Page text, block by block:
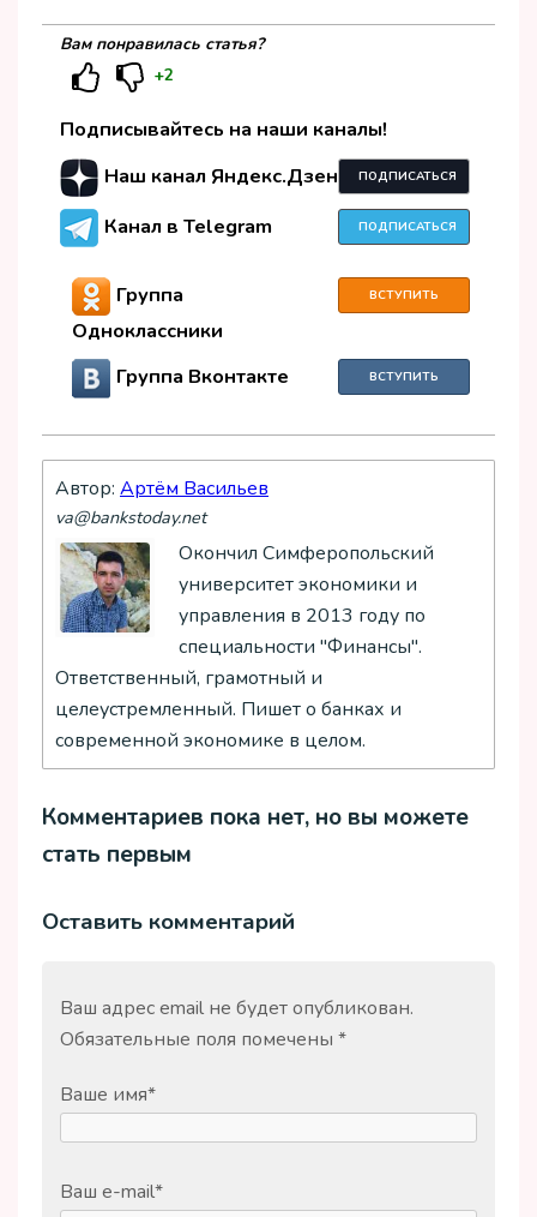
Вам понравилась статья?
+2
Подписывайтесь на наши каналы!
Наш канал Яндекс.Дзен
ПОДПИСАТЬСЯ
Канал в Telegram ПОДПИСАТЬСЯ
Группа
Одноклассники
ВСТУПИТЬ
Группа Вконтакте ВСТУПИТЬ
Автор: Артём Васильев
va@bankstoday.net
Окончил Симферопольский
университет экономики и
управления в 2013 году по
специальности "Финансы".
Ответственный, грамотный и
целеустремленный. Пишет о банках и
современной экономике в целом.
Комментариев пока нет, но вы можете
стать первым
Оставить комментарий
Ваш адрес email не будет опубликован.
Обязательные поля помечены *
Ваше имя*
Ваш e-mail*